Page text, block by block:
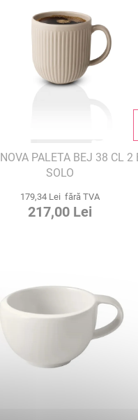
PALETA BEJ 38 CL 2
SOLO
179,34 Lei fără TVA
217,00 Lei